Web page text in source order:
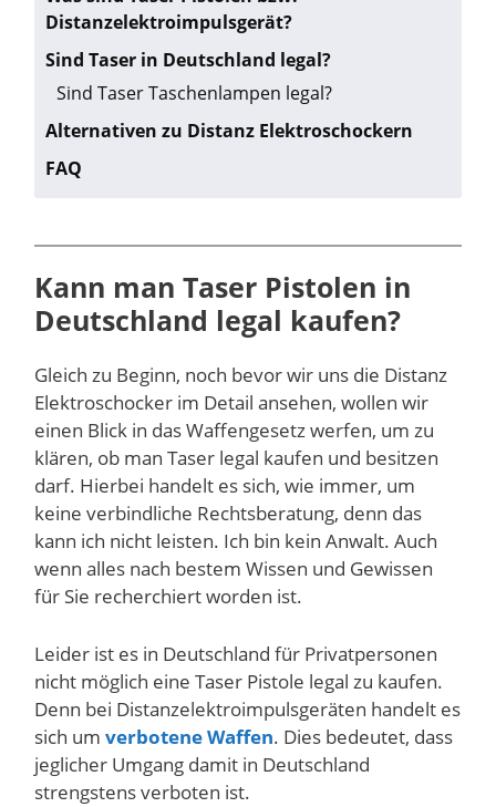
Distanzelektroimpulsgerät?
Sind Taser in Deutschland legal?
Sind Taser Taschenlampen legal?
Alternativen zu Distanz Elektroschockern
FAQ
Kann man Taser Pistolen in
Deutschland legal kaufen?
Gleich zu Beginn, noch bevor wir uns die Distanz
Elektroschocker im Detail ansehen, wollen wir
einen Blick in das Waffengesetz werfen, um zu
klären, ob man Taser legal kaufen und besitzen
darf. Hierbei handelt es sich, wie immer, um
keine verbindliche Rechtsberatung, denn das
kann ich nicht leisten. Ich bin kein Anwalt. Auch
wenn alles nach bestem Wissen und Gewissen
für Sie recherchiert worden ist.
Leider ist es in Deutschland für Privatpersonen
nicht möglich eine Taser Pistole legal zu kaufen.
Denn bei Distanzelektroimpulsgeräten handelt es
sich um verbotene Waffen. Dies bedeutet, dass
jeglicher Umgang damit in Deutschland
strengstens verboten ist.